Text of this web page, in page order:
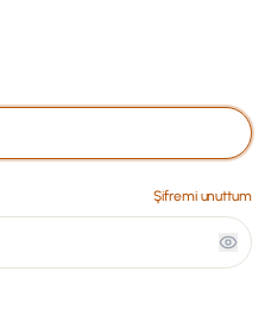
Şifremi unuttum